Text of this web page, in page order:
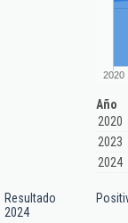
2020
Año
2020
2023
2024
Resultado
2024